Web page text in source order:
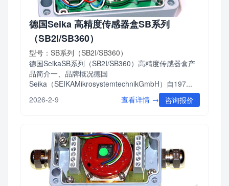
德国Seika 高精度传感器盒SB系列
（SB2I/SB360）
型号：SB系列（SB2I/SB360）
德国SeikaSB系列（SB2I/SB360）高精度传感器盒产
品简介一、品牌概况德国
Seika（SEIKAMikrosystemtechnikGmbH）自197...
2026-2-9
查看详情 → 咨询报价